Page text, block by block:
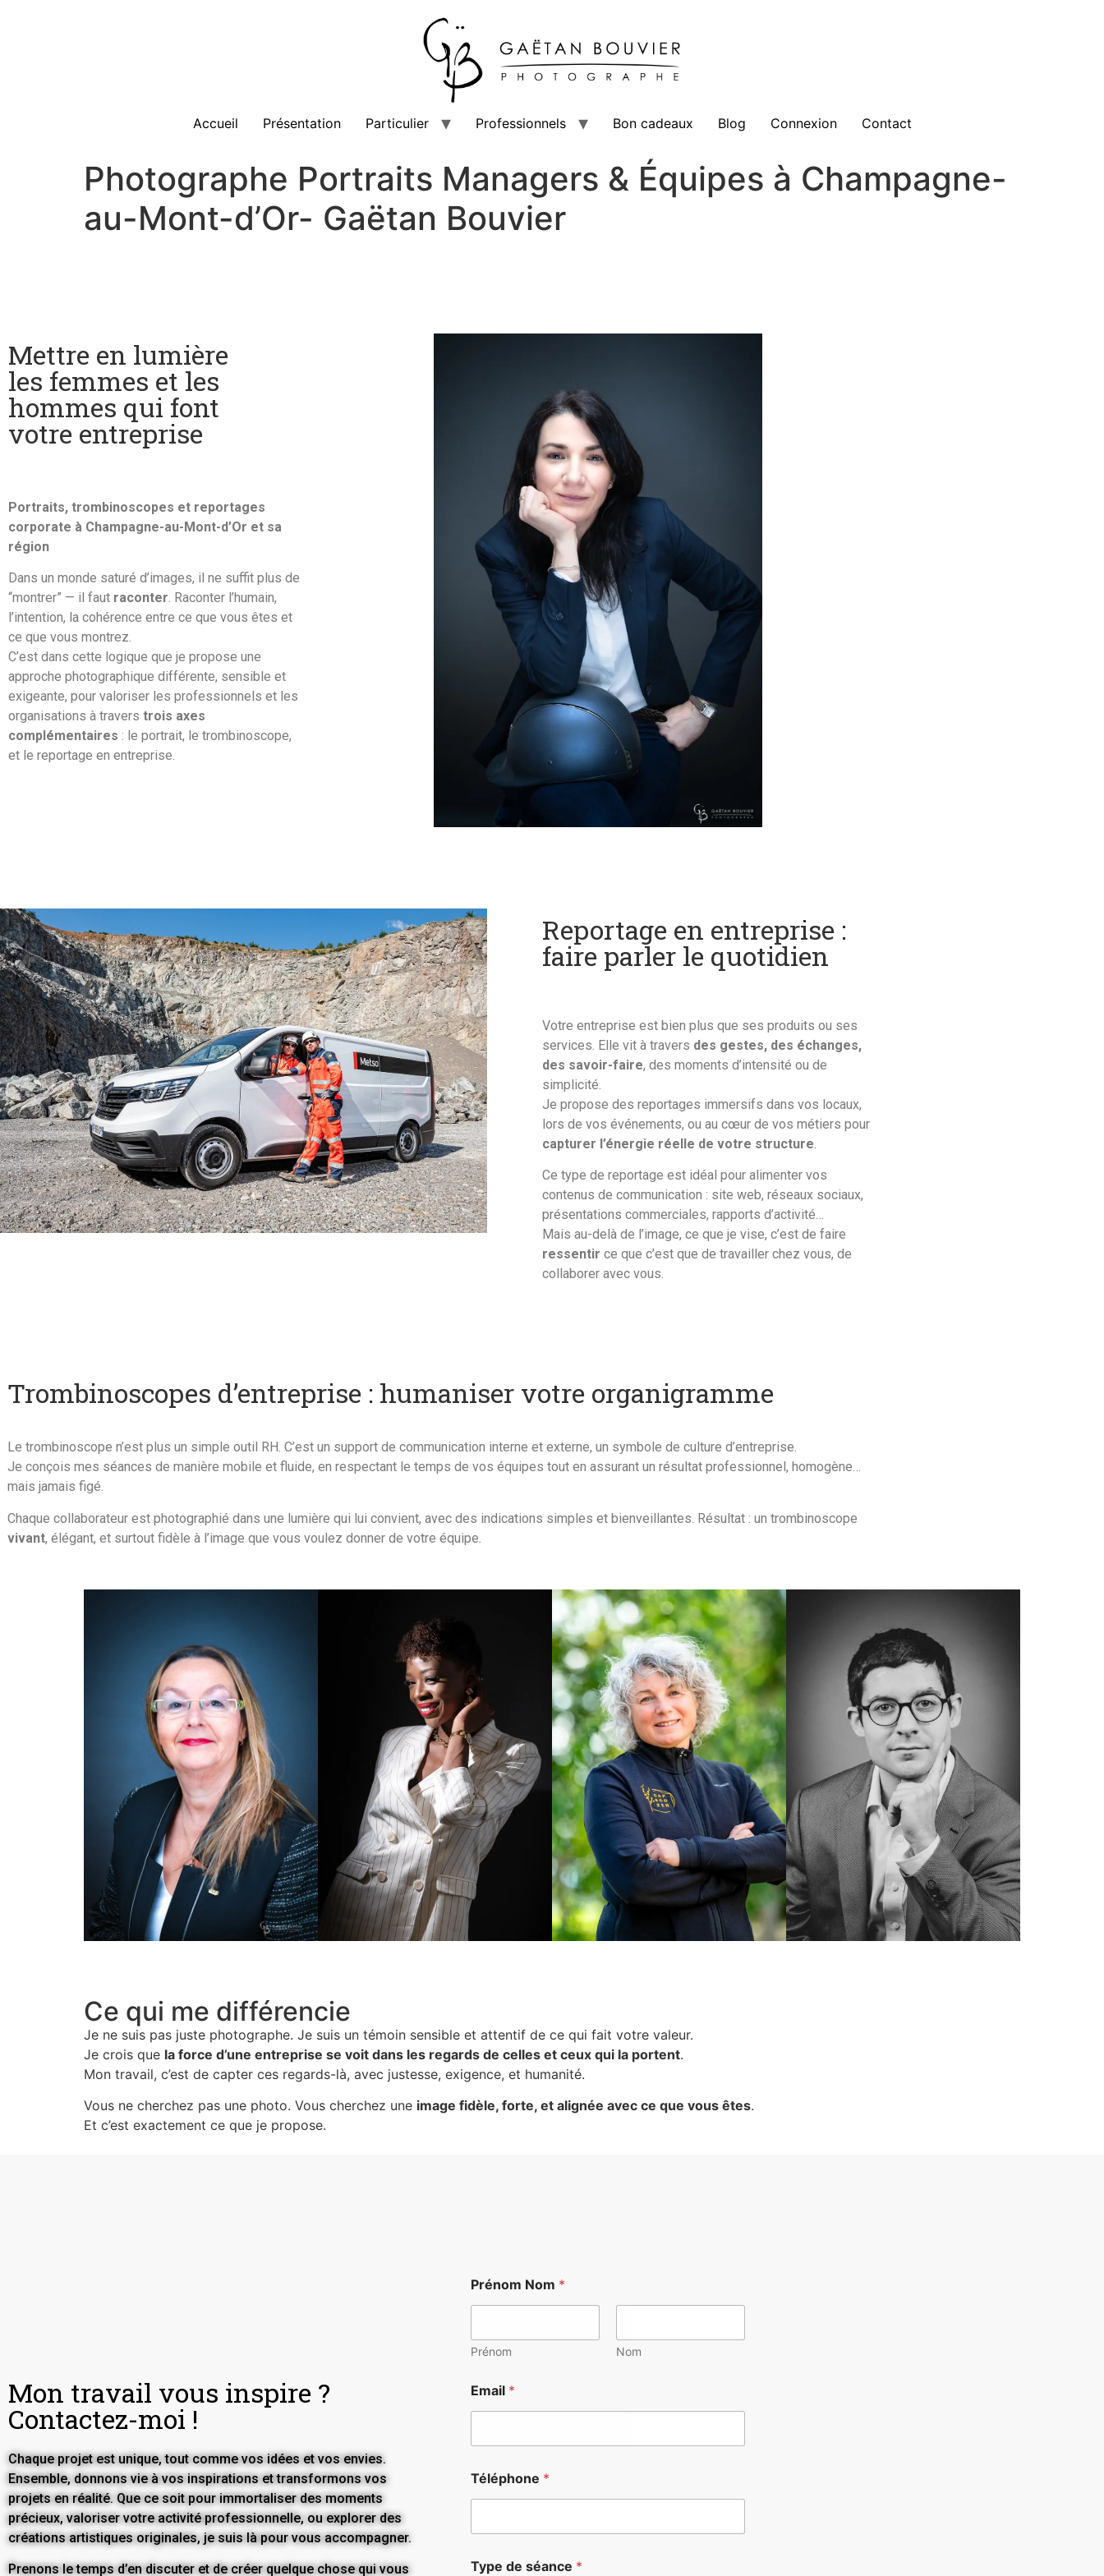
Accueil Présentation Particulier Professionnels Bon cadeaux Blog Connexion Contact
Photographe Portraits Managers & Équipes à Champagne-
au-Mont-d’Or- Gaëtan Bouvier
Mettre en lumière
les femmes et les
hommes qui font
votre entreprise
Portraits, trombinoscopes et reportages
corporate à Champagne-au-Mont-d’Or et sa
région
Dans un monde saturé d’images, il ne suffit plus de
“montrer” — il faut raconter. Raconter l’humain,
l’intention, la cohérence entre ce que vous êtes et
ce que vous montrez.
C’est dans cette logique que je propose une
approche photographique différente, sensible et
exigeante, pour valoriser les professionnels et les
organisations à travers trois axes
complémentaires : le portrait, le trombinoscope,
et le reportage en entreprise.
Reportage en entreprise :
faire parler le quotidien
Votre entreprise est bien plus que ses produits ou ses
services. Elle vit à travers des gestes, des échanges,
des savoir-faire, des moments d’intensité ou de
simplicité.
Je propose des reportages immersifs dans vos locaux,
lors de vos événements, ou au cœur de vos métiers pour
capturer l’énergie réelle de votre structure.
Ce type de reportage est idéal pour alimenter vos
contenus de communication : site web, réseaux sociaux,
présentations commerciales, rapports d’activité…
Mais au-delà de l’image, ce que je vise, c’est de faire
ressentir ce que c’est que de travailler chez vous, de
collaborer avec vous.
Trombinoscopes d’entreprise : humaniser votre organigramme
Le trombinoscope n’est plus un simple outil RH. C’est un support de communication interne et externe, un symbole de culture d’entreprise.
Je conçois mes séances de manière mobile et fluide, en respectant le temps de vos équipes tout en assurant un résultat professionnel, homogène…
mais jamais figé.
Chaque collaborateur est photographié dans une lumière qui lui convient, avec des indications simples et bienveillantes. Résultat : un trombinoscope
vivant, élégant, et surtout fidèle à l’image que vous voulez donner de votre équipe.
Ce qui me différencie
Je ne suis pas juste photographe. Je suis un témoin sensible et attentif de ce qui fait votre valeur.
Je crois que la force d’une entreprise se voit dans les regards de celles et ceux qui la portent.
Mon travail, c’est de capter ces regards-là, avec justesse, exigence, et humanité.
Vous ne cherchez pas une photo. Vous cherchez une image fidèle, forte, et alignée avec ce que vous êtes.
Et c’est exactement ce que je propose.
Mon travail vous inspire ?
Contactez-moi !
Chaque projet est unique, tout comme vos idées et vos envies.
Ensemble, donnons vie à vos inspirations et transformons vos
projets en réalité. Que ce soit pour immortaliser des moments
précieux, valoriser votre activité professionnelle, ou explorer des
créations artistiques originales, je suis là pour vous accompagner.
Prenons le temps d’en discuter et de créer quelque chose qui vous
Prénom Nom *
Prénom Nom
Email *
Téléphone *
Type de séance *